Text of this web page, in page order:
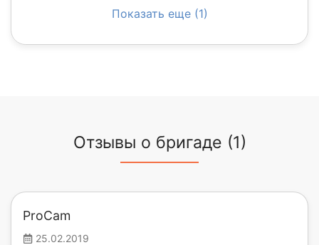
Показать еще (1)
Отзывы о бригаде (1)
ProCam
25.02.2019